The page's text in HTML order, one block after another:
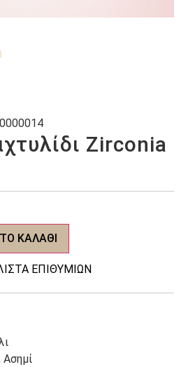
Zirconia
ΚΑΛΆΘΙ
ΕΠΙΘΥΜΙΏΝ